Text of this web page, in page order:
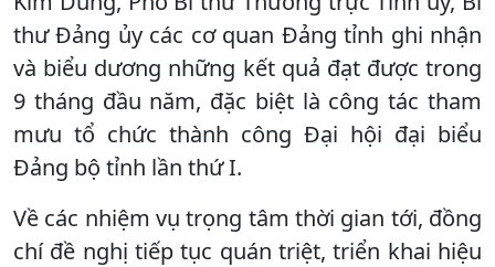
thư Đảng ủy các cơ quan Đảng tỉnh ghi nhận
và biểu dương những kết quả đạt được trong
9 tháng đầu năm, đặc biệt là công tác tham
mưu tổ chức thành công Đại hội đại biểu
Đảng bộ tỉnh lần thứ I.
Về các nhiệm vụ trọng tâm thời gian tới, đồng
chí đề nghị tiếp tục quán triệt, triển khai hiệu